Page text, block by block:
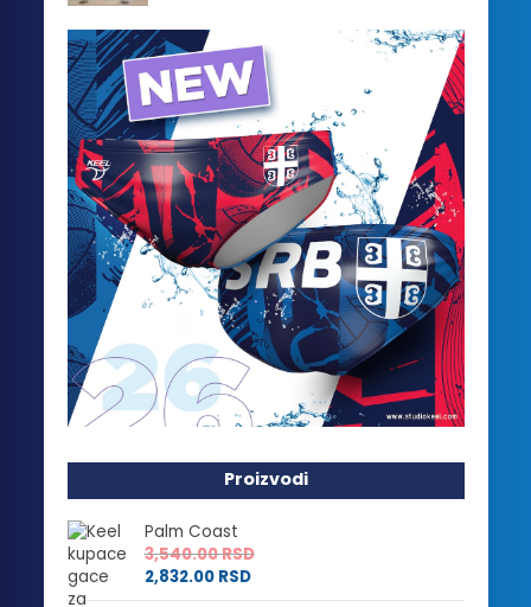
Proizvodi
Palm Coast
3,540.00RSD
2,832.00 RSD